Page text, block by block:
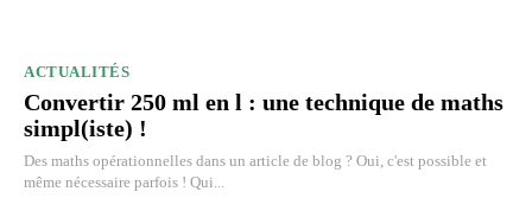
ACTUALITÉS
Convertir 250 ml en l : une technique de maths
simpl(iste) !
Des maths opérationnelles dans un article de blog ? Oui, c'est possible et
même nécessaire parfois ! Qui...